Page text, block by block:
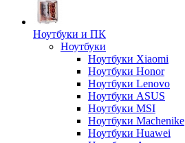
Ноутбуки и ПК
Ноутбуки
Ноутбуки Xiaomi
Ноутбуки Honor
Ноутбуки Lenovo
Ноутбуки ASUS
Ноутбуки MSI
Ноутбуки Machenike
Ноутбуки Huawei